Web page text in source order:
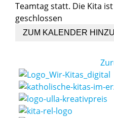
Teamtag statt. Die Kita
geschlossen
ZUM KALENDER